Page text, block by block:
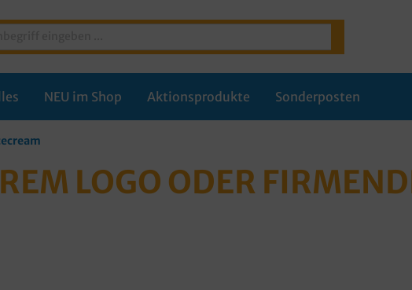
NEU im Shop Aktionsprodukte Sonderposten
LOGO ODER